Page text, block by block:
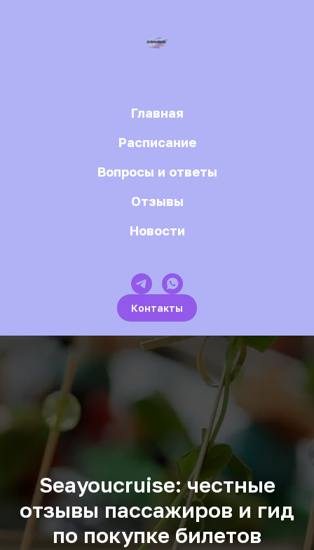
Главная
Расписание
Вопросы и ответы
Отзывы
Новости
Контакты
Seayoucruise: честные
отзывы пассажиров и гид
по покупке билетов